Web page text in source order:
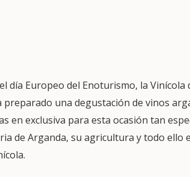
día Europeo del Enoturismo, la Vinícola
una degustación de vinos
en exclusiva para esta ocasión tan
de Arganda, su agricultura y todo ello